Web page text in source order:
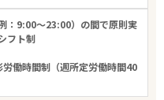
：9:00～23:00）の間で原則実
フト制
働時間制（週所定労働時間40